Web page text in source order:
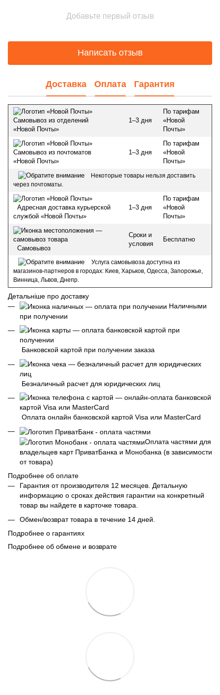
Добавьте первый отзыв
Написать отзыв
Доставка Оплата Гарантия
Самовывоз из отделений
«Новой Почты»
1–3 дня
По тарифам
«Новой
Почты»
Самовывоз из почтоматов
«Новой Почты»
1–3 дня
По тарифам
«Новой
Почты»
Некоторые товары нельзя доставить
через почтоматы.
Адресная доставка курьерской
службой «Новой Почты»
1–3 дня
По тарифам
«Новой
Почты»
Самовывоз
Сроки и
условия
Бесплатно
Услуга самовывоза доступна из
магазинов-партнеров в городах: Киев, Харьков, Одесса, Запорожье,
Винница, Львов, Днепр.
Детальніше про доставку
Наличными
при получении
Банковской картой при получении заказа
Безналичный расчет для юридических лиц
Оплата онлайн банковской картой Visa или MasterCard
Оплата частями для
владельцев карт ПриватБанка и Монобанка (в зависимости
от товара)
Подробнее об оплате
Гарантия от производителя 12 месяцев. Детальную
информацию о сроках действия гарантии на конкретный
товар вы найдете в карточке товара.
Обмен/возврат товара в течение 14 дней.
Подробнее о гарантиях
Подробнее об обмене и возврате